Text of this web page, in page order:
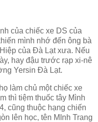
của chiếc xe DS của
mình nhớ đến ông bà
của Đà Lạt xưa. Nếu
hay đậu trước rạp xi-nê
Yersin Đà Lạt.
làm chủ một chiếc xe
thì tiệm thuốc tây Mình
cũng thuộc hạng chiến
lên học, tên MInh Trang